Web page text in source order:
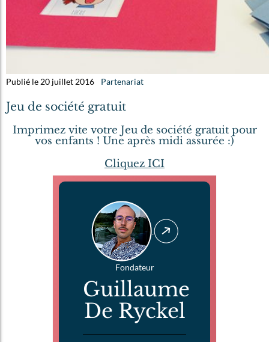
Publié le 20 juillet 2016 Partenariat
Jeu de société gratuit
Imprimez vite votre Jeu de société gratuit pour
vos enfants ! Une après midi assurée :)
Cliquez ICI
Fondateur
Guillaume
De Ryckel